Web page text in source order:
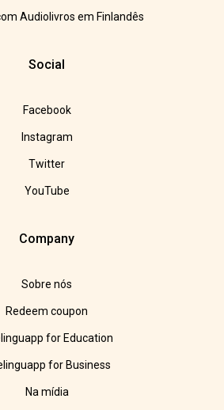
Audiolivros em Finlandês
Social
Facebook
Instagram
Twitter
YouTube
Company
Sobre nós
Redeem coupon
for Education
for Business
Na mídia